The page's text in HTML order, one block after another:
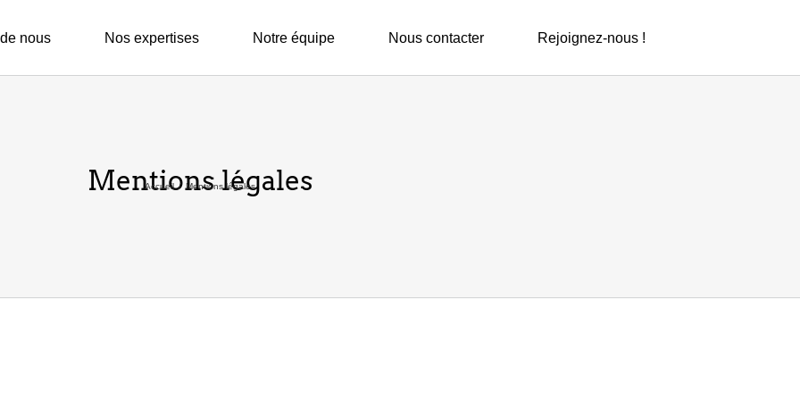
nous Nos expertises Notre équipe Nous contacter Rejoignez-nous !
Mentions légales
Accueil Mentions légales